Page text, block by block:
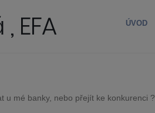
EFA ÚVOD
u mé banky, nebo přejít ke konkurenci ?